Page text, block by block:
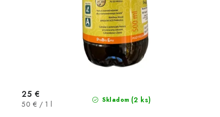
Skladom (2 ks)
25 €
Jednotková
50 € / 1 l